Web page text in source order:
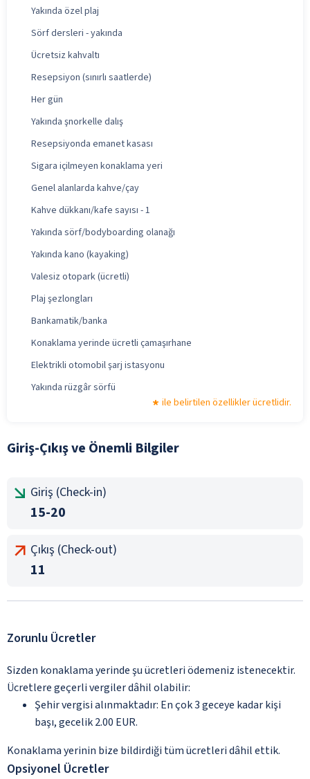
Yakında özel plaj
Sörf dersleri - yakında
Ücretsiz kahvaltı
Resepsiyon (sınırlı saatlerde)
Her gün
Yakında şnorkelle dalış
Resepsiyonda emanet kasası
Sigara içilmeyen konaklama yeri
Genel alanlarda kahve/çay
Kahve dükkanı/kafe sayısı - 1
Yakında sörf/bodyboarding olanağı
Yakında kano (kayaking)
Valesiz otopark (ücretli)
Plaj şezlongları
Bankamatik/banka
Konaklama yerinde ücretli çamaşırhane
Elektrikli otomobil şarj istasyonu
Yakında rüzgâr sörfü
ile belirtilen özellikler ücretlidir.
Giriş-Çıkış ve Önemli Bilgiler
Giriş (Check-in)
15-20
Çıkış (Check-out)
11
Zorunlu Ücretler
Sizden konaklama yerinde şu ücretleri ödemeniz istenecektir.
Ücretlere geçerli vergiler dâhil olabilir:
Şehir vergisi alınmaktadır: En çok 3 geceye kadar kişi
başı, gecelik 2.00 EUR.
Konaklama yerinin bize bildirdiği tüm ücretleri dâhil ettik.
Opsiyonel Ücretler